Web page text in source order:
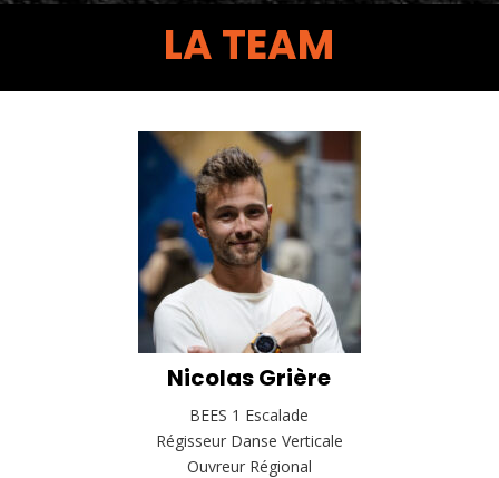
LA TEAM
Nicolas Grière
BEES 1 Escalade
Régisseur Danse Verticale
Ouvreur Régional